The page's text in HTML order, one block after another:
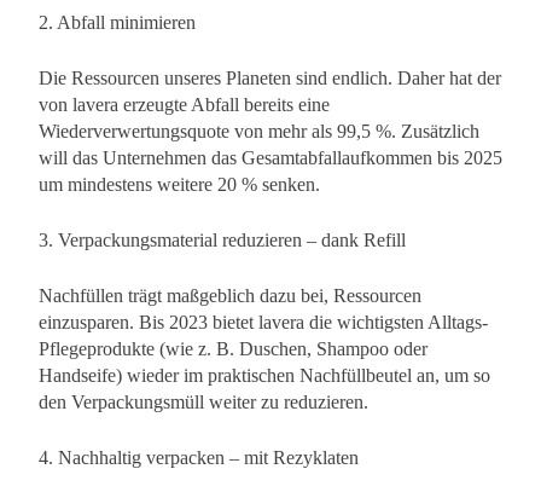
2. Abfall minimieren
Die Ressourcen unseres Planeten sind endlich. Daher hat der
von lavera erzeugte Abfall bereits eine
Wiederverwertungsquote von mehr als 99,5 %. Zusätzlich
will das Unternehmen das Gesamtabfallaufkommen bis 2025
um mindestens weitere 20 % senken.
3. Verpackungsmaterial reduzieren – dank Refill
Nachfüllen trägt maßgeblich dazu bei, Ressourcen
einzusparen. Bis 2023 bietet lavera die wichtigsten Alltags-
Pflegeprodukte (wie z. B. Duschen, Shampoo oder
Handseife) wieder im praktischen Nachfüllbeutel an, um so
den Verpackungsmüll weiter zu reduzieren.
4. Nachhaltig verpacken – mit Rezyklaten